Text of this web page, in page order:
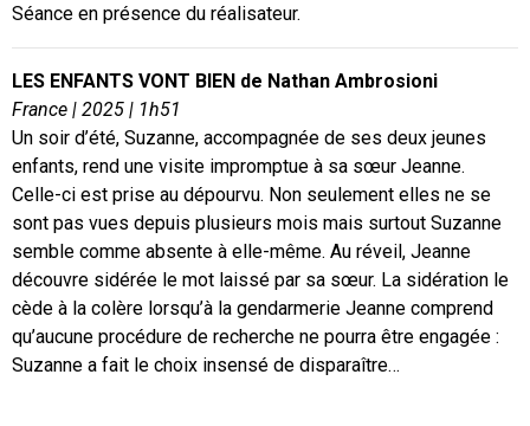
Séance en présence du réalisateur.
LES ENFANTS VONT BIEN de Nathan Ambrosioni
France | 2025 | 1h51
Un soir d’été, Suzanne, accompagnée de ses deux jeunes
enfants, rend une visite impromptue à sa sœur Jeanne.
Celle-ci est prise au dépourvu. Non seulement elles ne se
sont pas vues depuis plusieurs mois mais surtout Suzanne
semble comme absente à elle-même. Au réveil, Jeanne
découvre sidérée le mot laissé par sa sœur. La sidération le
cède à la colère lorsqu’à la gendarmerie Jeanne comprend
qu’aucune procédure de recherche ne pourra être engagée :
Suzanne a fait le choix insensé de disparaître…